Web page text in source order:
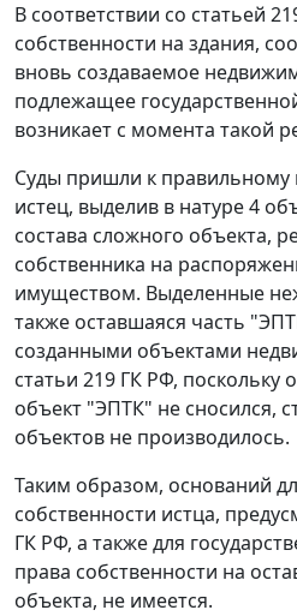
В соответствии со статьей
собственности на здания,
вновь создаваемое
подлежащее
возникает с момента такой
Суды пришли к правильному
истец, выделив в натуре 4
состава сложного объекта,
собственника на
имуществом. Выделенные
также оставшаяся часть
созданными объектами
статьи 219 ГК РФ, поскольку
объект "ЭПТК" не сносился,
объектов не производилось.
Таким образом, оснований
собственности истца,
ГК РФ, а также для
права собственности на
объекта, не имеется.